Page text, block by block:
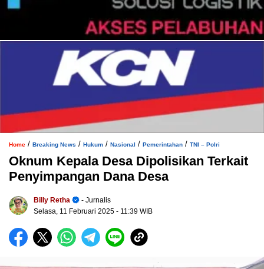
Home / Breaking News / Hukum / Nasional / Pemerintahan / TNI – Polri
Oknum Kepala Desa Dipolisikan Terkait
Penyimpangan Dana Desa
Billy Retha
- Jurnalis
Selasa, 11 Februari 2025 - 11:39 WIB